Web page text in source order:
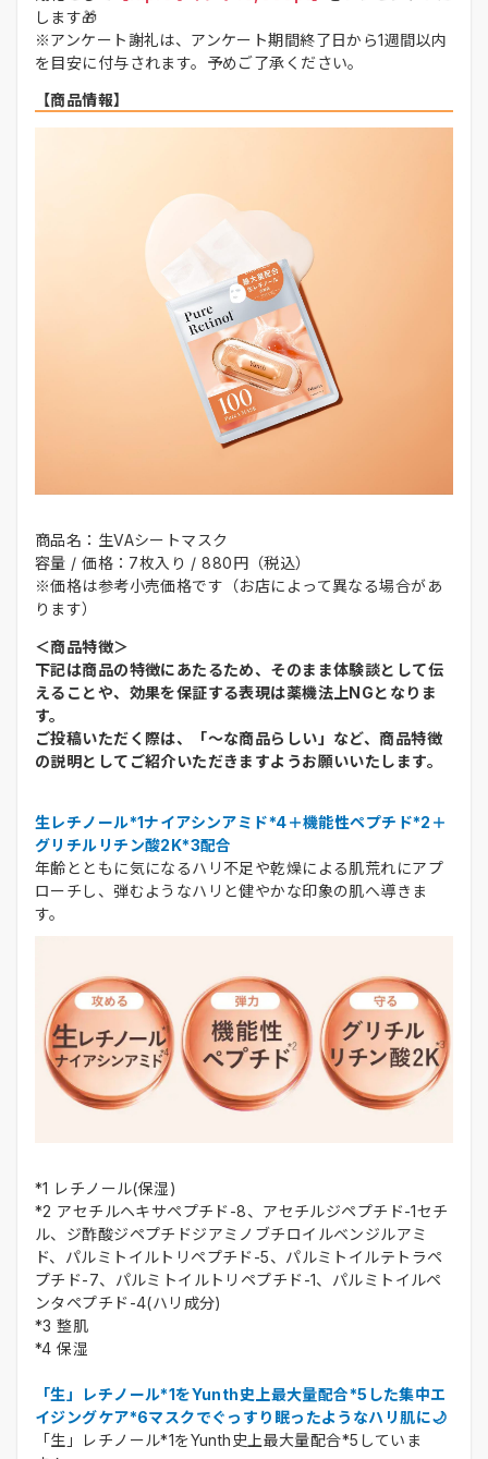
します🎁
※アンケート謝礼は、アンケート期間終了日から1週間以内
を目安に付与されます。予めご了承ください。
【商品情報】
商品名：生VAシートマスク
容量 / 価格：7枚入り / 880円（税込）
※価格は参考小売価格です（お店によって異なる場合があ
ります）
＜商品特徴＞
下記は商品の特徴にあたるため、そのまま体験談として伝
えることや、効果を保証する表現は薬機法上NGとなりま
す。
ご投稿いただく際は、「～な商品らしい」など、商品特徴
の説明としてご紹介いただきますようお願いいたします。
生レチノール*1ナイアシンアミド*4＋機能性ペプチド*2＋
グリチルリチン酸2K*3配合
年齢とともに気になるハリ不足や乾燥による肌荒れにアプ
ローチし、弾むようなハリと健やかな印象の肌へ導きま
す。
*1 レチノール(保湿)
*2 アセチルヘキサペプチド-8、アセチルジペプチド-1セチ
ル、ジ酢酸ジペプチドジアミノブチロイルベンジルアミ
ド、パルミトイルトリペプチド-5、パルミトイルテトラペ
プチド-7、パルミトイルトリペプチド-1、パルミトイルペ
ンタペプチド-4(ハリ成分)
*3 整肌
*4 保湿
「生」レチノール*1をYunth史上最大量配合*5した集中エ
イジングケア*6マスクでぐっすり眠ったようなハリ肌に🌙
「生」レチノール*1をYunth史上最大量配合*5していま